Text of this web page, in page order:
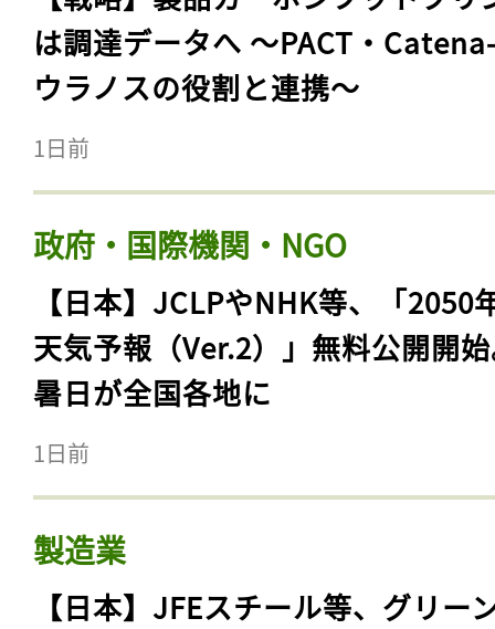
は調達データへ 〜PACT・
ウラノスの役割と連携〜
1日前
政府・国際機関・NGO
【日本】JCLPやNHK等、「2050
天気予報（Ver.2）」無料公開開
暑日が全国各地に
1日前
製造業
【日本】JFEスチール等、グリー